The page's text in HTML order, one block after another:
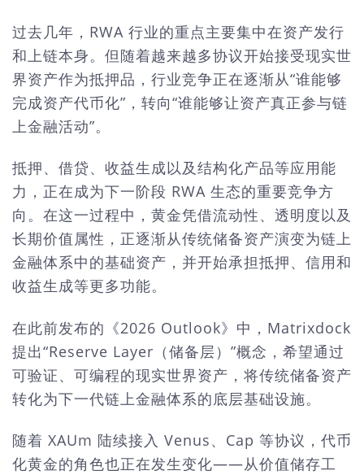
过去几年， RWA 行业的重点主要集中在资产发行
和上链本身。但随着越来越多协议开始接受现实世
界资产作为抵押品，行业竞争正在逐渐从“谁能够
完成资产代币化”，转向“谁能够让资产真正参与链
上金融活动”。
抵押、借贷、收益生成以及结构化产品等应用能
力，正在成为下一阶段 RWA 生态的重要竞争方
向。在这一过程中，黄金凭借流动性、透明度以及
长期价值属性，正逐渐从传统储备资产演变为链上
金融体系中的基础资产，并开始承担抵押、信用和
收益生成等更多功能。
在此前发布的《2026 Outlook》中，Matrixdock
提出“Reserve Layer（储备层）”概念，希望通过
可验证、可编程的现实世界资产，将传统储备资产
转化为下一代链上金融体系的底层基础设施。
随着 XAUm 陆续接入 Venus、Cap 等协议，代币
化黄金的角色也正在发生变化——从价值储存工